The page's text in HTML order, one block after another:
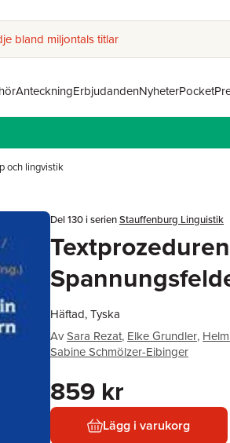
bland miljontals titlar
AnteckningErbjudandenNyheterPocket
och lingvistik
Del 130 i serienStauffenburg Linguistik
Häftad, Tyska
AvSara Rezat, Elke Grundler,
Sabine Schmölzer-Eibinger
859 kr
Lägg i varukorg